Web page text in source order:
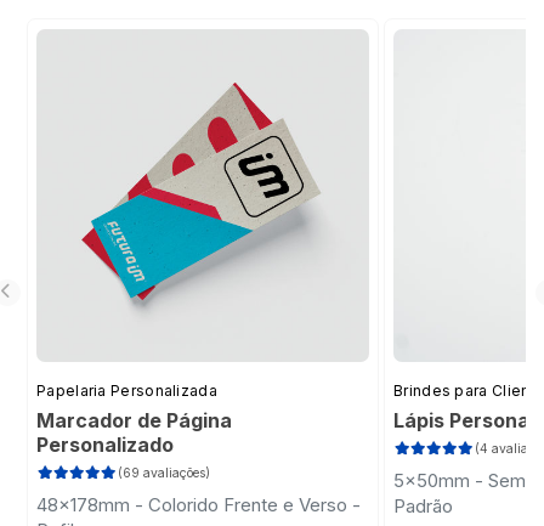
Papelaria Personalizada
Marcador de Página
Personalizado
(69 avaliações)
48x178mm - Colorido Frente e Verso -
Brindes para
Lápis
(4
5x50mm - Sem
Padrão